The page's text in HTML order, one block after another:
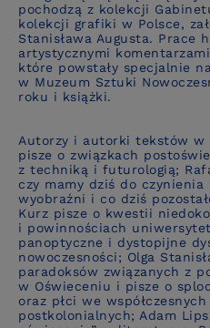
pochodzą z kolekcji
kolekcji grafiki w Polsce,
Stanisława Augusta. Prace
artystycznymi
które powstały specjalnie
w Muzeum Sztuki
roku i książki.
Autorzy i autorki tekstów w
pisze o związkach
z techniką i futurologią;
czy mamy dziś do
wyobraźni i co dziś
Kurz pisze o kwestii
i powinnościach
panoptyczne i dystopijne
nowoczesności; Olga
paradoksów związanych z
w Oświeceniu i pisze o
oraz płci we
postkolonialnych; Adam